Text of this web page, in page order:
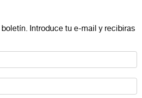
Introduce tu e-mail y recibiras